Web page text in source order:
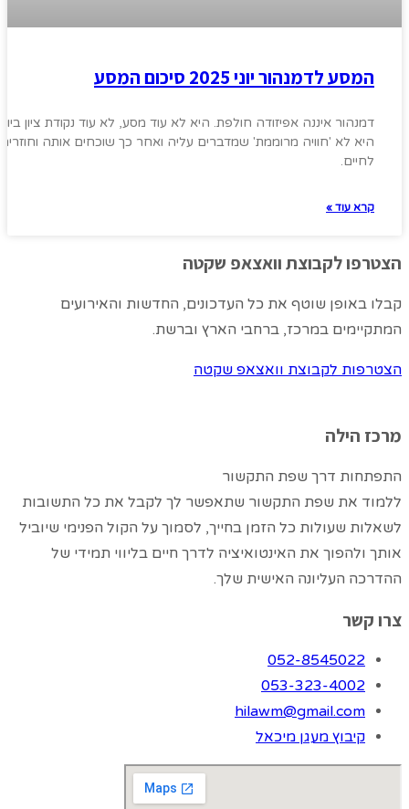
המסע לדמנהור יוני 2025 סיכום המסע
דמנהור איננה אפיזודה חולפת. היא לא עוד מסע, לא עוד נקודת ציון
היא לא 'חוויה מרוממת' שמדברים עליה ואחר כך שוכחים אותה וחוזרים
לחיים.
קרא עוד »
הצטרפו לקבוצת וואצאפ שקטה
קבלו באופן שוטף את כל העדכונים, החדשות והאירועים
המתקיימים במרכז, ברחבי הארץ וברשת.
הצטרפות לקבוצת וואצאפ שקטה
מרכז הילה
התפתחות דרך שפת התקשור
ללמוד את שפת התקשור שתאפשר לך לקבל את כל התשובות
לשאלות שעולות כל הזמן בחייך, לסמוך על הקול הפנימי שיוביל
אותך ולהפוך את האינטואיציה לדרך חיים בליווי תמידי של
ההדרכה העליונה האישית שלך.
צרו קשר
052-8545022
053-323-4002
hilawm@gmail.com
קיבוץ מעגן מיכאל